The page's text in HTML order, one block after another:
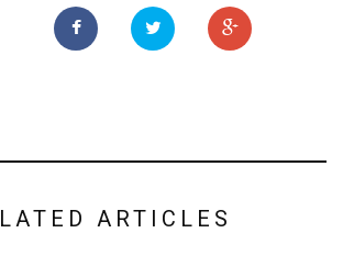
ARTICLES